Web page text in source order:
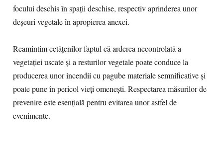
focului deschis în spații deschise, respectiv aprinderea unor
deșeuri vegetale în apropierea anexei.
Reamintim cetățenilor faptul că arderea necontrolată a
vegetației uscate și a resturilor vegetale poate conduce la
producerea unor incendii cu pagube materiale semnificative și
poate pune în pericol vieți omenești. Respectarea măsurilor de
prevenire este esențială pentru evitarea unor astfel de
evenimente.